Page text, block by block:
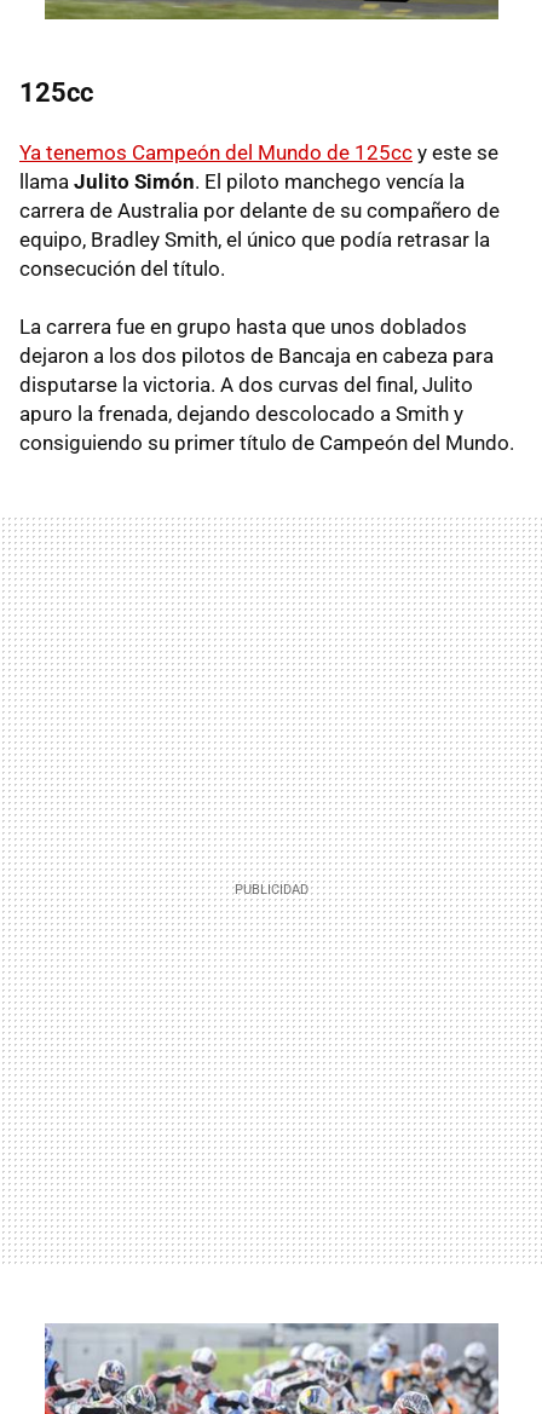
125cc
Ya tenemos Campeón del Mundo de 125cc y este se
llama Julito Simón. El piloto manchego vencía la
carrera de Australia por delante de su compañero de
equipo, Bradley Smith, el único que podía retrasar la
consecución del título.
La carrera fue en grupo hasta que unos doblados
dejaron a los dos pilotos de Bancaja en cabeza para
disputarse la victoria. A dos curvas del final, Julito
apuro la frenada, dejando descolocado a Smith y
consiguiendo su primer título de Campeón del Mundo.